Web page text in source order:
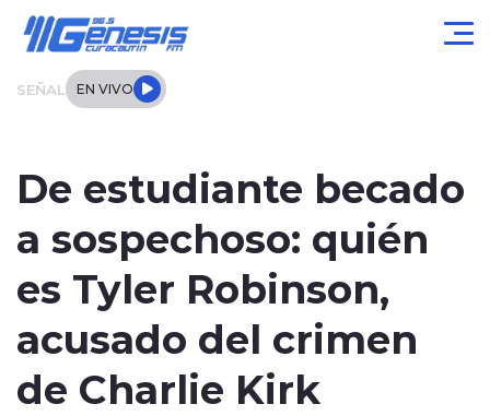
SEÑAL EN VIVO
Regional
Tendencias
Internacional
De estudiante becado
a sospechoso: quién
es Tyler Robinson,
acusado del crimen
de Charlie Kirk